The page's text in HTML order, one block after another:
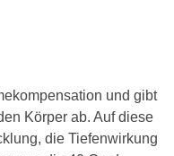
und gibt
Körper ab. Auf diese
die Tiefenwirkung